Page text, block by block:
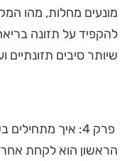
מונעים מחלות, מהו
להקפיד על תזונה
שיותר סיבים תזונתיים
פרק 4: איך
הראשון הוא לקחת